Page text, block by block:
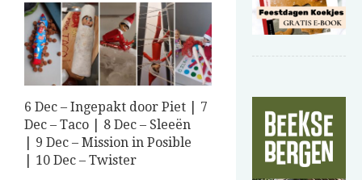
6 Dec – Ingepakt door Piet | 7
Dec – Taco | 8 Dec – Sleeën
| 9 Dec – Mission in Posible
| 10 Dec – Twister